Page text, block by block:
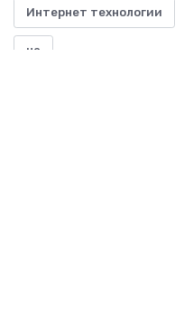
Интернет технологии
на